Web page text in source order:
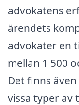
advokatens
ärendets
advokater en
mellan 1 500
Det finns
vissa typer av